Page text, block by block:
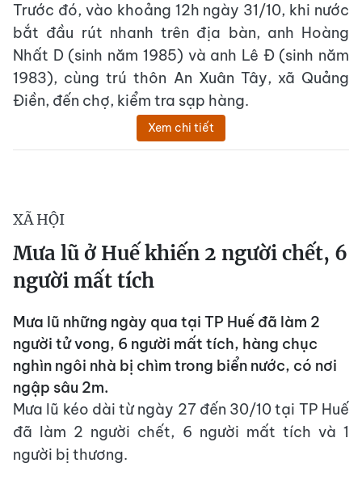
Trước đó, vào khoảng 12h ngày 31/10, khi nước
bắt đầu rút nhanh trên địa bàn, anh Hoàng
Nhất D (sinh năm 1985) và anh Lê Đ (sinh năm
1983), cùng trú thôn An Xuân Tây, xã Quảng
Điền, đến chợ, kiểm tra sạp hàng.
Xem chi tiết
XÃ HỘI
Mưa lũ ở Huế khiến 2 người chết, 6
người mất tích
Mưa lũ những ngày qua tại TP Huế đã làm 2
người tử vong, 6 người mất tích, hàng chục
nghìn ngôi nhà bị chìm trong biển nước, có nơi
ngập sâu 2m.
Mưa lũ kéo dài từ ngày 27 đến 30/10 tại TP Huế
đã làm 2 người chết, 6 người mất tích và 1
người bị thương.